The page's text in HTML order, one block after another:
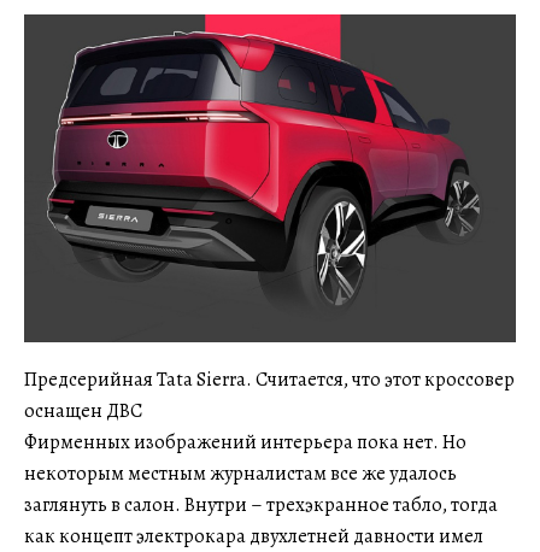
Предсерийная Tata Sierra. Считается, что этот кроссовер
оснащен ДВС
Фирменных изображений интерьера пока нет. Но
некоторым местным журналистам все же удалось
заглянуть в салон. Внутри – трехэкранное табло, тогда
как концепт электрокара двухлетней давности имел